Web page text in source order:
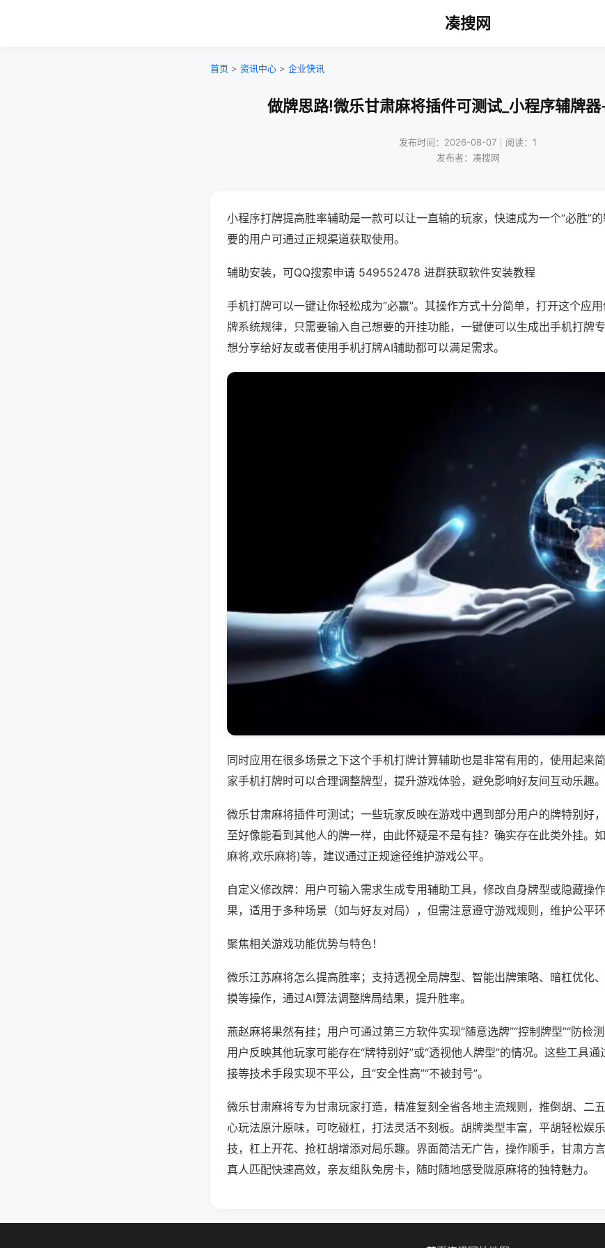
凑搜网
首页 > 资讯中心 > 企业快讯
做牌思路!微乐甘肃麻将插件可测试_小程序辅牌
发布时间：2026-08-07｜阅读：1
发布者：凑搜网
小程序打牌提高胜率辅助是一款可以让一直输的玩家，快速成为一个“必胜”
要的用户可通过正规渠道获取使用。
辅助安装，可QQ搜索申请 549552478 进群获取软件安装教程
手机打牌可以一键让你轻松成为“必赢”。其操作方式十分简单，打开这个应
牌系统规律，只需要输入自己想要的开挂功能，一键便可以生成出手机打牌
想分享给好友或者使用手机打牌AI辅助都可以满足需求。
同时应用在很多场景之下这个手机打牌计算辅助也是非常有用的，使用起来
家手机打牌时可以合理调整牌型，提升游戏体验，避免影响好友间互动乐趣。
微乐甘肃麻将插件可测试；一些玩家反映在游戏中遇到部分用户的牌特别好
至好像能看到其他人的牌一样，由此怀疑是不是有挂？确实存在此类外挂。
麻将,欢乐麻将)等，建议通过正规途径维护游戏公平。
自定义修改牌：用户可输入需求生成专用辅助工具，修改自身牌型或隐藏操
果，适用于多种场景（如与好友对局），但需注意遵守游戏规则，维护公平环
聚焦相关游戏功能优势与特色！
微乐江苏麻将怎么提高胜率；支持透视全局牌型、智能出牌策略、暗杠优化
摸等操作，通过AI算法调整牌局结果，提升胜率。
燕赵麻将果然有挂；用户可通过第三方软件实现“随意选牌”“控制牌型”“防检
用户反映其他玩家可能存在“牌特别好”或“透视他人牌型”的情况。这些工具
接等技术手段实现不平公，且“安全性高”“不被封号”。
微乐甘肃麻将专为甘肃玩家打造，精准复刻全省各地主流规则，推倒胡、二
心玩法原汁原味，可吃碰杠，打法灵活不刻板。胡牌类型丰富，平胡轻松娱
技，杠上开花、抢杠胡增添对局乐趣。界面简洁无广告，操作顺手，甘肃方言
真人匹配快速高效，亲友组队免房卡，随时随地感受陇原麻将的独特魅力。